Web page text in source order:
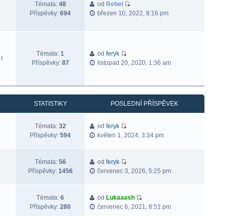
Témata: 48
Příspěvky: 694
od Rebel
březen 10, 2022, 8:16 pm
Témata: 1
Příspěvky: 87
odferyk
listopad 20, 2020, 1:36 am
STATISTIKY POSLEDNÍ PŘÍSPĚVEK
Témata: 32
Příspěvky: 594
odferyk
květen 1, 2024, 3:34 pm
Témata: 56
Příspěvky: 1456
odferyk
červenec 3, 2026, 5:25 pm
Témata: 6
Příspěvky: 280
od Lukaaash
červenec 6, 2021, 8:51 pm